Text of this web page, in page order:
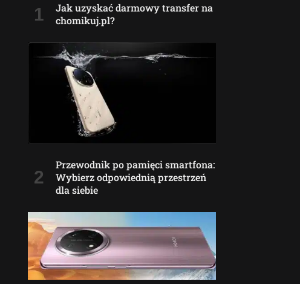
Jak uzyskać darmowy transfer na
chomikuj.pl?
Przewodnik po pamięci smartfona:
Wybierz odpowiednią przestrzeń
dla siebie